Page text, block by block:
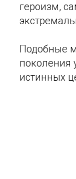
героизм,
Подобные
поколения
истинных